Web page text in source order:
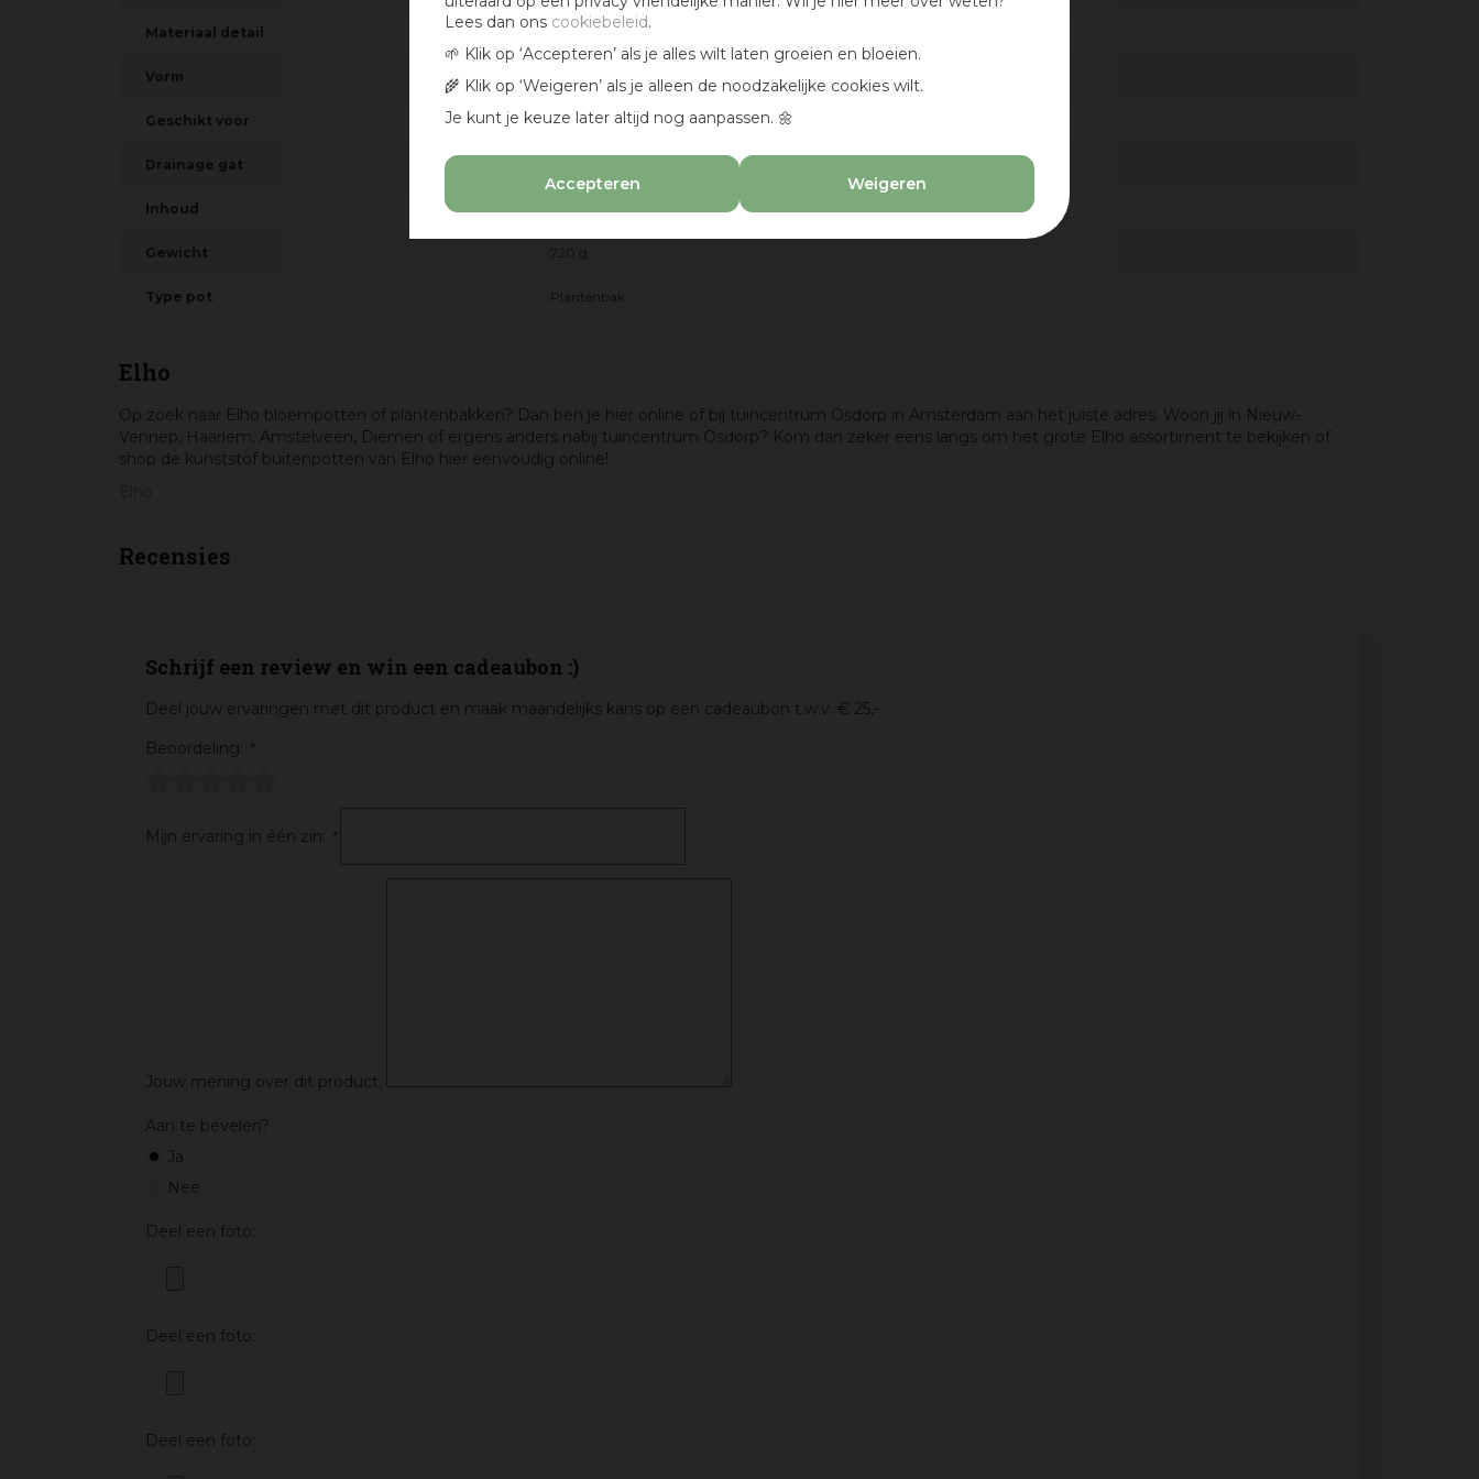
Lees dan ons cookiebeleid.
🌱 Klik op ‘Accepteren’ als je alles wilt laten groeien en bloeien.
🌾 Klik op ‘Weigeren’ als je alleen de noodzakelijke cookies wilt.
Je kunt je keuze later altijd nog aanpassen. 🌼
Accepteren Weigeren
Materiaal detail Polypropyleen (PP)
Vorm Ovaal
Geschikt voor Buiten
Drainage gat
Inhoud 10 l
Gewicht 720 g
Type pot Plantenbak
Elho
Op zoek naar Elho bloempotten of plantenbakken? Dan ben je hier online of bij tuincentrum Osdorp in Amsterdam aan het juiste adres. Woon jij in Nieuw-
Vennep, Haarlem, Amstelveen, Diemen of ergens anders nabij tuincentrum Osdorp? Kom dan zeker eens langs om het grote Elho assortiment te bekijken of
shop de kunststof buitenpotten van Elho hier eenvoudig online!
Recensies
Schrijf een review en win een cadeaubon :)
Deel jouw ervaringen met dit product en maak maandelijks kans op een cadeaubon t.w.v. € 25,-
Beoordeling:
*
Mijn ervaring in één zin: *
Jouw mening over dit product:
Aan te bevelen?
Ja
Nee
Deel een foto:
Deel een foto:
Deel een foto: